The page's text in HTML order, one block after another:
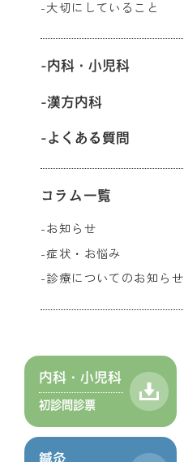
大切にしていること
内科・小児科
漢方内科
よくある質問
コラム一覧
お知らせ
症状・お悩み
診療についてのお知らせ
内科・小児科
初診問診票
鍼灸